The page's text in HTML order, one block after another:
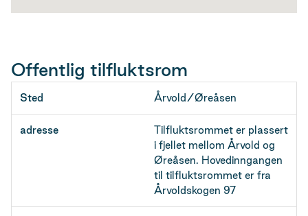
Offentlig tilfluktsrom
Sted
adresse
Årvold/Øreåsen
Tilfluktsrommet er plassert
i fjellet mellom Årvold og
Øreåsen. Hovedinngangen
til tilfluktsrommet er fra
Årvoldskogen 97